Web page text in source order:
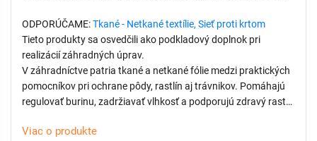
ODPORÚČAME:Tkané - Netkané textílie, Sieť proti krtom
Tieto produkty sa osvedčili ako podkladový doplnok pri
realizácií záhradných úprav.
V záhradníctve patria tkané a netkané fólie medzi praktických
pomocníkov pri ochrane pôdy, rastlín aj trávnikov. Pomáhajú
regulovať burinu, zadržiavať vlhkosť a podporujú zdravý rast
Viac o produkte